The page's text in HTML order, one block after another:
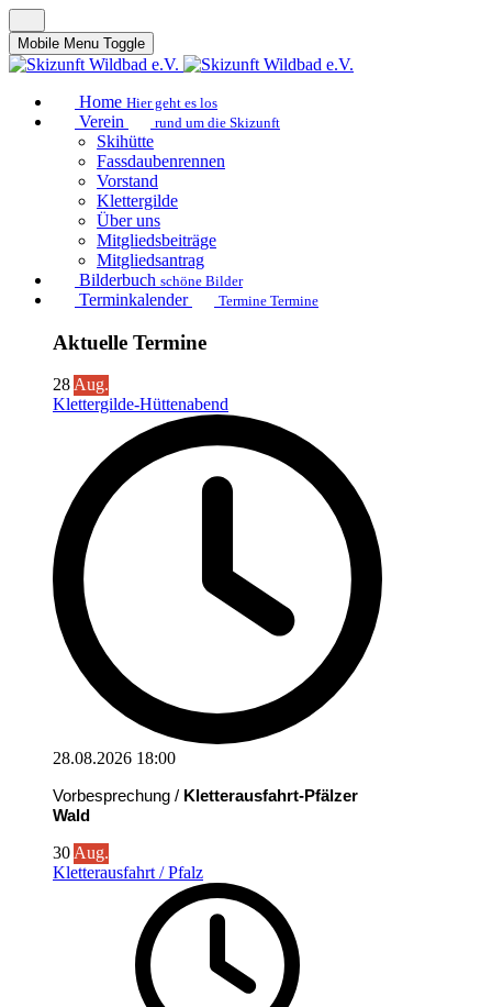
Mobile Menu Toggle
Home Hier geht es los
Verein rund um die Skizunft
Skihütte
Fassdaubenrennen
Vorstand
Klettergilde
Über uns
Mitgliedsbeiträge
Mitgliedsantrag
Bilderbuch schöne Bilder
Terminkalender Termine Termine
Aktuelle Termine
28Aug.
Klettergilde-Hüttenabend
28.08.2026 18:00
Vorbesprechung / Kletterausfahrt-Pfälzer
Wald
30Aug.
Kletterausfahrt / Pfalz